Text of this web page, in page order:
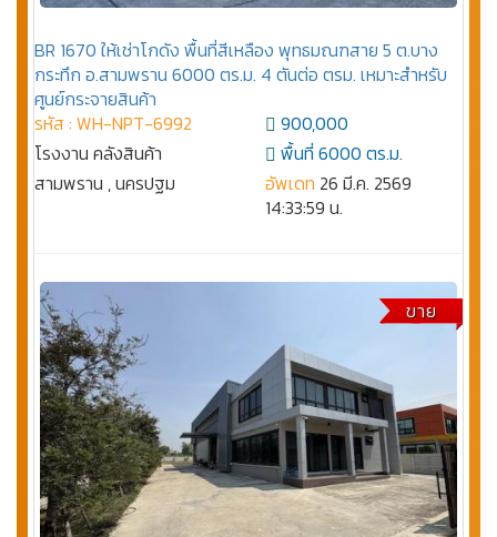
BR 1670 ให้เช่าโกดัง พื้นที่สีเหลือง พุทธมณฑสาย 5 ต.บาง
กระทึก อ.สามพราน 6000 ตร.ม. 4 ตันต่อ ตรม. เหมาะสำหรับ
ศูนย์กระจายสินค้า
รหัส : WH-NPT-6992
โรงงาน คลังสินค้า
สามพราน , นครปฐม
900,000
พื้นที่ 6000 ตร.ม.
อัพเดท 26 มี.ค. 2569
14:33:59 น.
ขาย